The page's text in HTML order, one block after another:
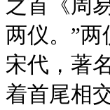
之首《周
两仪。”
宋代，著
着首尾相